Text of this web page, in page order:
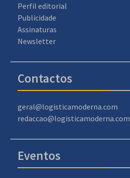
Perfil editorial
Publicidade
Assinaturas
Newsletter
Contactos
geral@logisticamoderna.com
redaccao@logisticamoderna.com
Eventos